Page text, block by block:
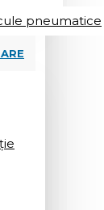
pneumatice